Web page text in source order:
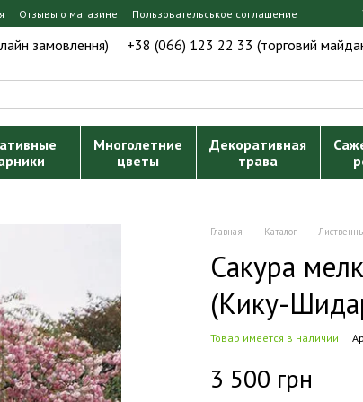
Отзывы о магазине Пользовательськое соглашение
замовлення) +38 (066) 123 22 33 (торговий
Многолетние
цветы
Декоративная
трава
Главная Каталог
Сакура
(Кику-
Товар имеется в наличии
3 500 грн